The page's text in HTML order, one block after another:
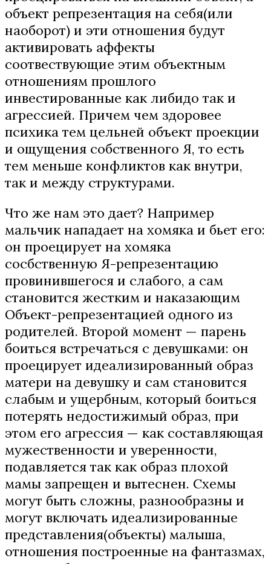
объект репрезентация на себя(или
наоборот) и эти отношения будут
активировать аффекты
соотвествующие этим объектным
отношениям прошлого
инвестированные как либидо так и
агрессией. Причем чем здоровее
психика тем цельней объект проекции
и ощущения собственного Я, то есть
тем меньше конфликтов как внутри,
так и между структурами.
Что же нам это дает? Например
мальчик нападает на хомяка и бьет его:
он проецирует на хомяка
сосбственную Я-репрезентацию
провинившегося и слабого, а сам
становится жестким и наказающим
Объект-репрезентацией одного из
родителей. Второй момент — парень
боиться встречаться с девушками: он
проецирует идеализированный образ
матери на девушку и сам становится
слабым и ущербным, который боиться
потерять недостижимый образ, при
этом его агрессия — как составляющая
мужественности и уверенности,
подавляется так как образ плохой
мамы запрещен и вытеснен. Схемы
могут быть сложны, разнообразны и
могут включать идеализированные
представления(объекты) малыша,
отношения построенные на фантазмах,